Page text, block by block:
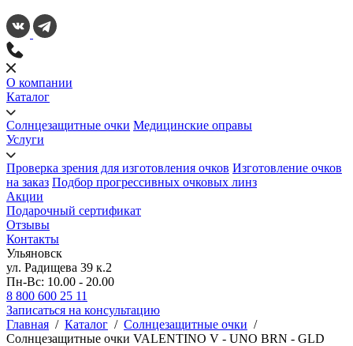
О компании
Каталог
Солнцезащитные очки Медицинские оправы
Услуги
Проверка зрения для изготовления очков Изготовление очков
на заказ Подбор прогрессивных очковых линз
Акции
Подарочный сертификат
Отзывы
Контакты
Ульяновск
ул. Радищева 39 к.2
Пн-Вс: 10.00 - 20.00
8 800 600 25 11
Записаться на консультацию
Главная / Каталог / Солнцезащитные очки /
Солнцезащитные очки VALENTINO V - UNO BRN - GLD